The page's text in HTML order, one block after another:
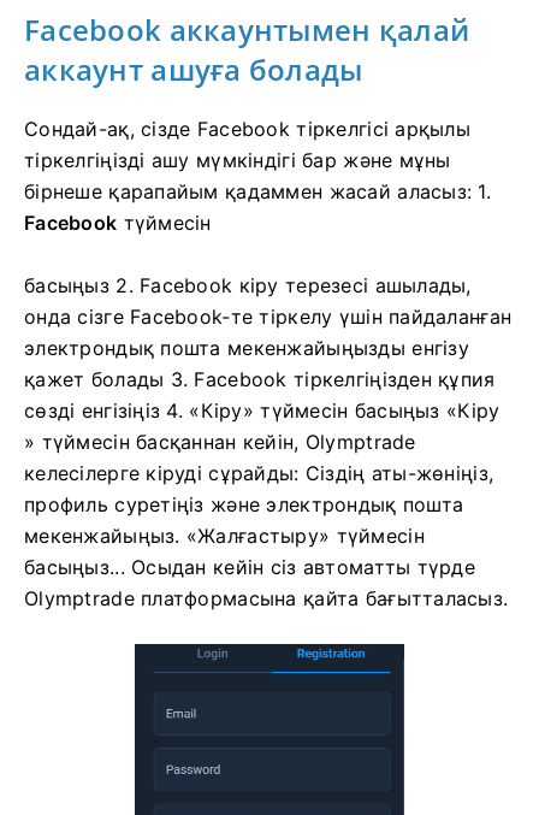
Facebook аккаунтымен қалай
аккаунт ашуға болады
Сондай-ақ, сізде Facebook тіркелгісі арқылы
бірнеше қарапайым қадаммен жасай аласыз: 1.
Facebookтүймесін
басыңыз2. Facebook кіру терезесі ашылады,
онда сізге Facebook-те тіркелу үшін пайдаланған
электрондық пошта мекенжайыңызды енгізу
қажет болады3. Facebook тіркелгіңізден құпия
сөзді енгізіңіз4. «Кіру» түймесін басыңыз «Кіру
» түймесін басқаннан кейін, Olymptrade
келесілерге кіруді сұрайды: Сіздің аты-жөніңіз,
профиль суретіңіз және электрондық пошта
Осыдан кейін сіз автоматты түрде
Olymptrade платформасына қайта бағытталасыз.